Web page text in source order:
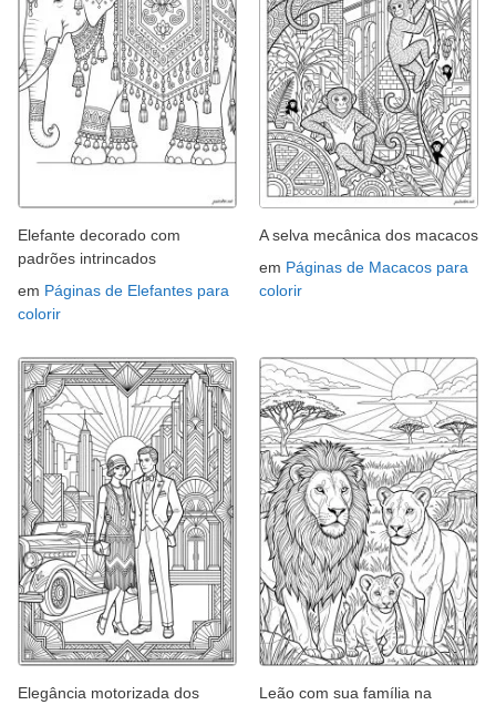
Elefante decorado com
padrões intrincados
em Páginas de Elefantes para
colorir
A selva mecânica dos macacos
em Páginas de Macacos para
colorir
Elegância motorizada dos
Leão com sua família na